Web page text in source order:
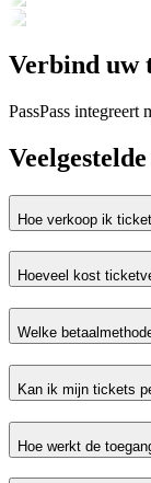
Verbind uw
PassPass integreert
Hoe verkoop ik
Hoeveel kost
Welke
Kan ik mijn tickets
Hoe werkt de